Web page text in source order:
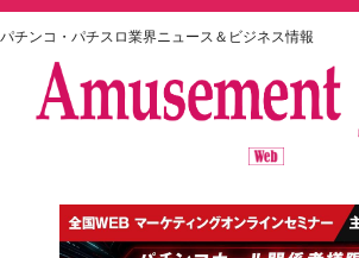
パチンコ・パチスロ業界ニュース＆ビジネス情報